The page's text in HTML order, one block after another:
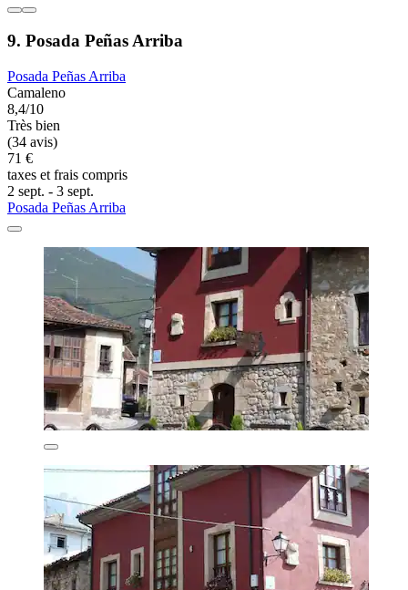
9. Posada Peñas Arriba
Posada Peñas Arriba
Camaleno
8,4/10
Très bien
(34 avis)
71 €
taxes et frais compris
2 sept. - 3 sept.
Posada Peñas Arriba